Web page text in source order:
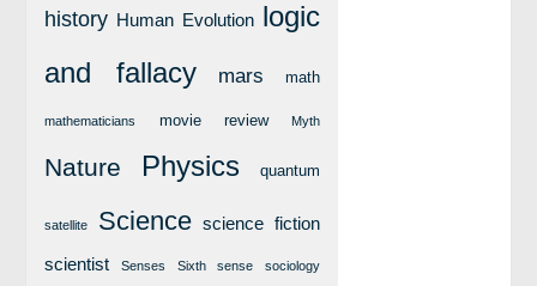
লজিক এবং ফ্যালাসি
রিভিউ (বই/মুভি/সিরিজ)
history Human Evolution logic
and fallacy
mars math
mathematicians movie review Myth
Nature Physics quantum
satellite Science science fiction
scientist Senses Sixth sense sociology